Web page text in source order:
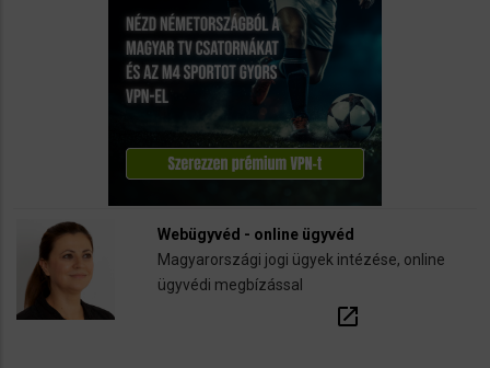
Webügyvéd - online ügyvéd
Magyarországi jogi ügyek intézése, online
ügyvédi megbízással
open_in_new